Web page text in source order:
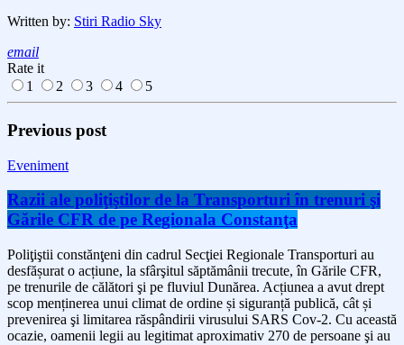
Written by: Stiri Radio Sky
email
Rate it
1
2 3 4 5
Previous post
Eveniment
Razii ale poliţiştilor de la Transporturi în trenuri şi
Gările CFR de pe Regionala Constanţa
Poliţiştii constănţeni din cadrul Secţiei Regionale Transporturi au
desfășurat o acțiune, la sfârşitul săptămânii trecute, în Gările CFR,
pe trenurile de călători şi pe fluviul Dunărea. Acțiunea a avut drept
scop menținerea unui climat de ordine și siguranță publică, cât și
prevenirea şi limitarea răspândirii virusului SARS Cov-2. Cu această
ocazie, oamenii legii au legitimat aproximativ 270 de persoane şi au